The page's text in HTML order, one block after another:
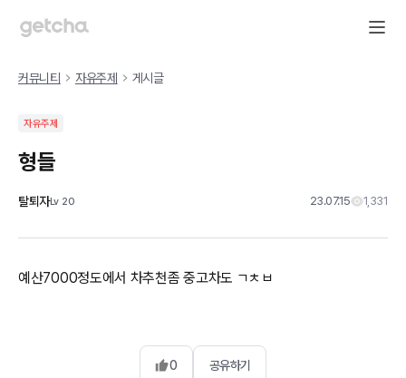
커뮤니티 자유주제 게시글
자유주제
형들
탈퇴자Lv 20 23.07.15 1,331
예산7000정도에서 차추천좀 중고차도 ㄱㅊㅂ
0 공유하기